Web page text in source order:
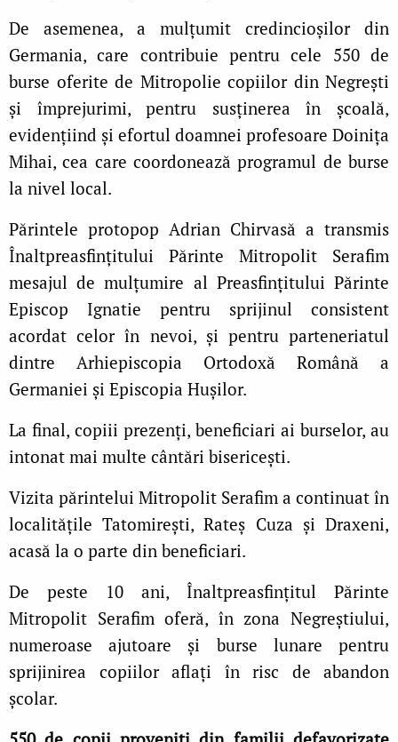
De asemenea, a mulțumit credincioșilor din
Germania, care contribuie pentru cele 550 de
burse oferite de Mitropolie copiilor din Negrești
și împrejurimi, pentru susținerea în școală,
evidențiind și efortul doamnei profesoare Doinița
Mihai, cea care coordonează programul de burse
la nivel local.
Părintele protopop Adrian Chirvasă a transmis
Înaltpreasfințitului Părinte Mitropolit Serafim
mesajul de mulţumire al Preasfinţitului Părinte
Episcop Ignatie pentru sprijinul consistent
acordat celor în nevoi, și pentru parteneriatul
dintre Arhiepiscopia Ortodoxă Română a
Germaniei și Episcopia Hușilor.
La final, copiii prezenți, beneficiari ai burselor, au
intonat mai multe cântări bisericești.
Vizita părintelui Mitropolit Serafim a continuat în
localitățile Tatomirești, Rateș Cuza și Draxeni,
acasă la o parte din beneficiari.
De peste 10 ani, Înaltpreasfinţitul Părinte
Mitropolit Serafim oferă, în zona Negreştiului,
numeroase ajutoare şi burse lunare pentru
sprijinirea copiilor aflaţi în risc de abandon
şcolar.